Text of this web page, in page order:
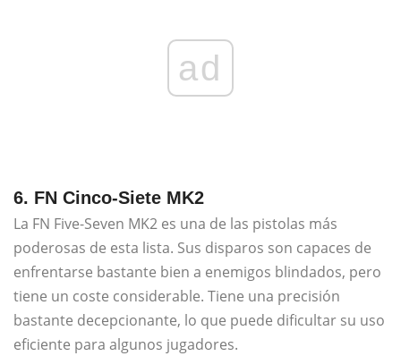
ad
6. FN Cinco-Siete MK2
La FN Five-Seven MK2 es una de las pistolas más
poderosas de esta lista. Sus disparos son capaces de
enfrentarse bastante bien a enemigos blindados, pero
tiene un coste considerable. Tiene una precisión
bastante decepcionante, lo que puede dificultar su uso
eficiente para algunos jugadores.